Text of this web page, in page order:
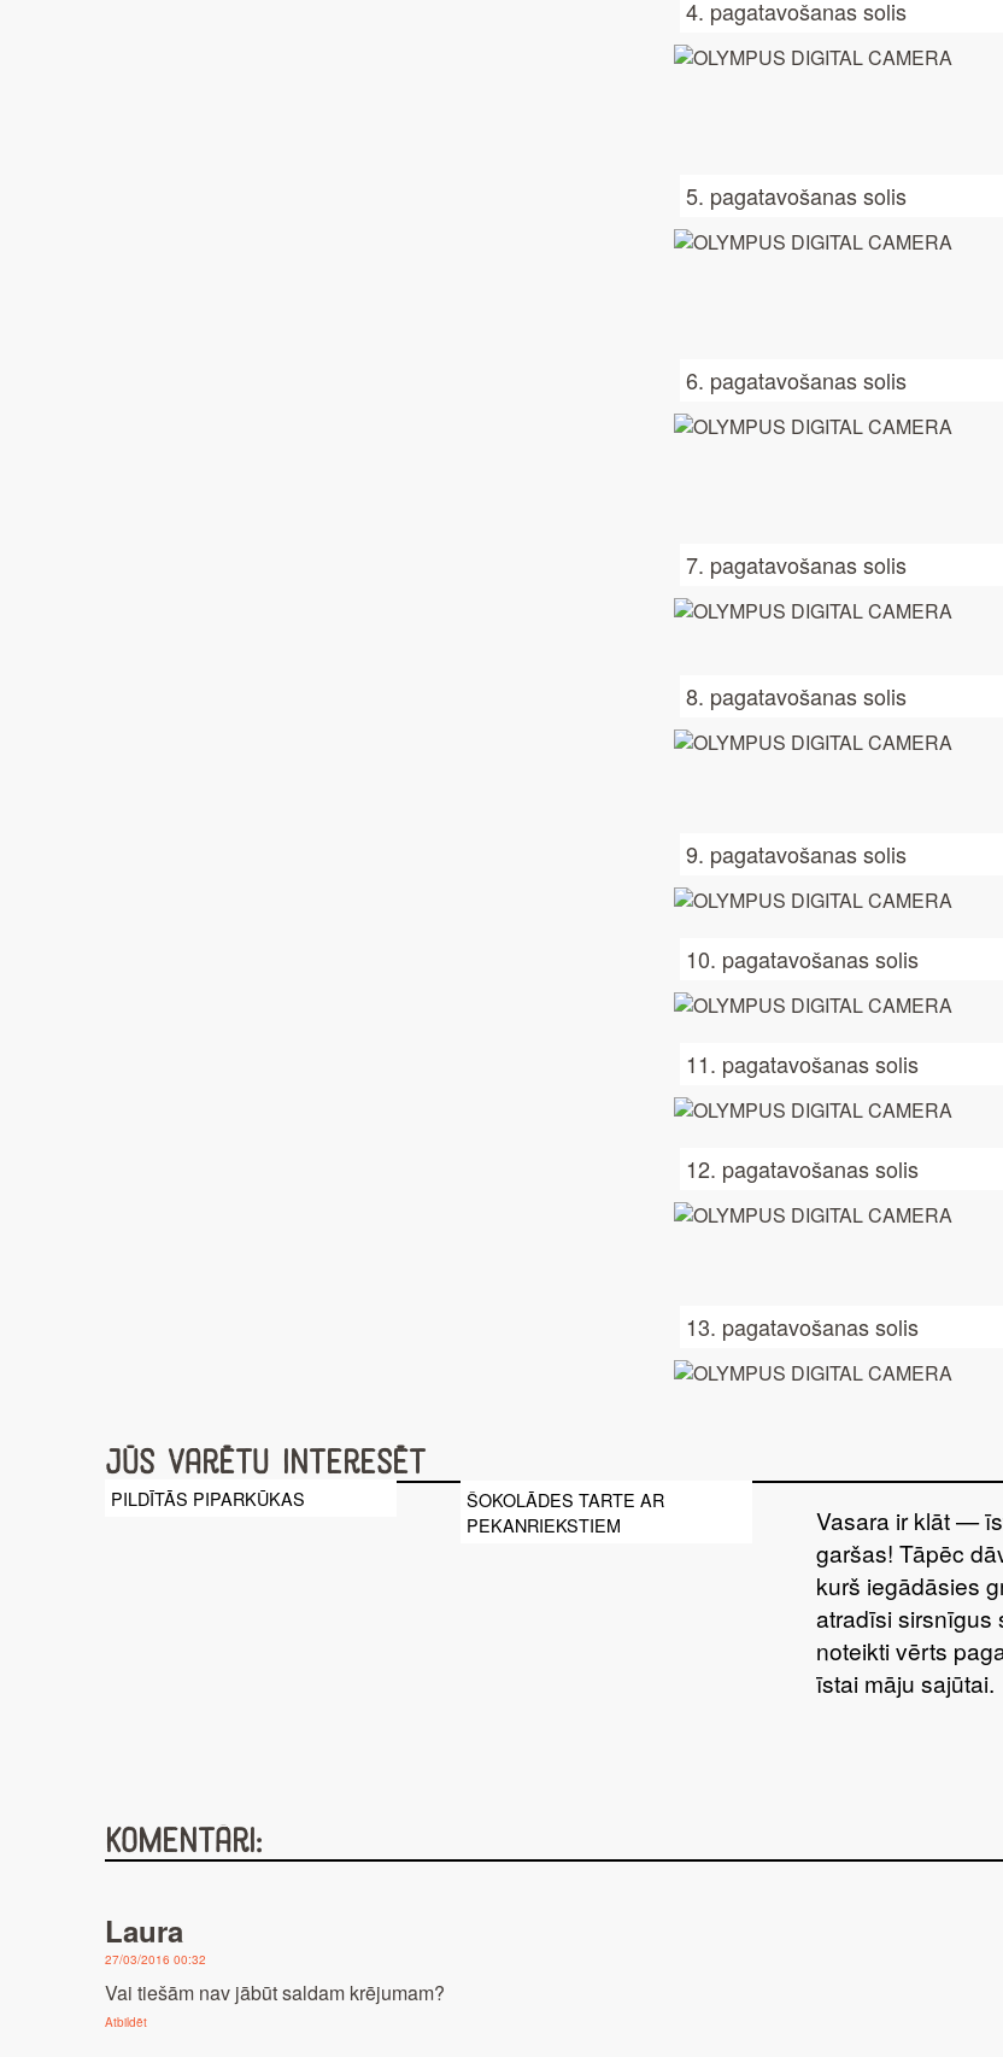
4. pagatavošanas solis
5. pagatavošanas solis
6. pagatavošanas solis
7. pagatavošanas solis
8. pagatavošanas solis
9. pagatavošanas solis
10. pagatavošanas solis
11. pagatavošanas solis
12. pagatavošanas solis
13. pagatavošanas solis
Jūs varētu interesēt
PILDĪTĀS PIPARKŪKAS
ŠOKOLĀDES TARTE AR
PEKANRIEKSTIEM
Vasara ir klāt —
garšas! Tāpēc
kurš iegādāsies
atradīsi sirsnīgus
noteikti vērts
īstai māju sajūtai.
Komentāri:
Laura
27/03/2016 00:32
Vai tiešām nav jābūt saldam krējumam?
Atbildēt